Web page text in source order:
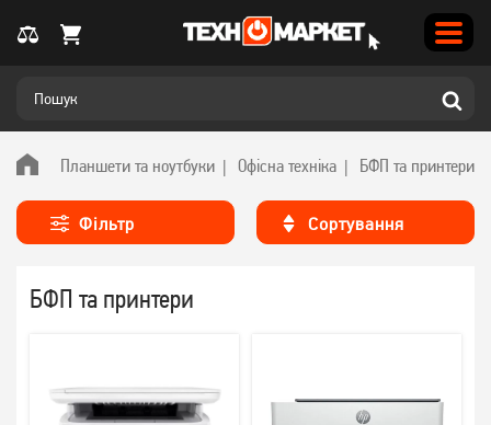
Планшети та ноутбуки Офісна техніка БФП та принтери
Фільтр
БФП та принтери
Сортування